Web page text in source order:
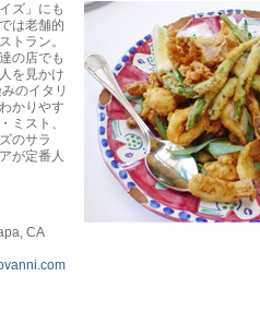
ズ」にも
は老舗的
トラン。
の店でも
を見かけ
のイタリ
かりやす
ミスト、
のサラ
が定番人
CA